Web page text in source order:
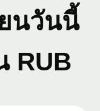
นวันนี้
RUB